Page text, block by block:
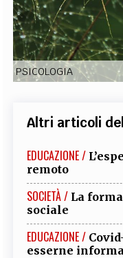
CODICI RUBRICHE
PSICOLOGIA
Altri articoli
EDUCAZIONE /
remoto
SOCIETÀ / La
sociale
EDUCAZIONE /
esserne